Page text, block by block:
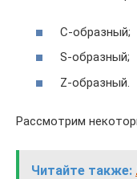
С-образный;
S-образный;
Z-образный.
Рассмотрим
Читайте также: